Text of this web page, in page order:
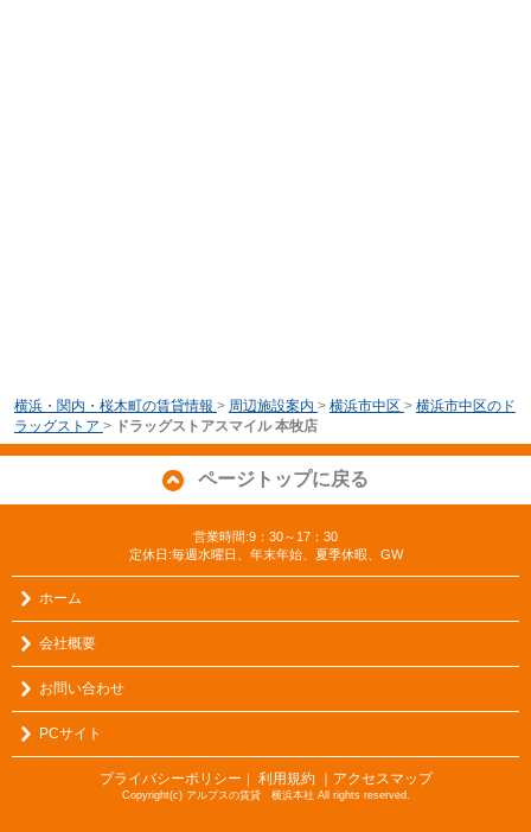
横浜・関内・桜木町の賃貸情報 > 周辺施設案内 > 横浜市中区 > 横浜市中区のド
ラッグストア > ドラッグストアスマイル 本牧店
ページトップに戻る
営業時間:9：30～17：30
定休日:毎週水曜日、年末年始、夏季休暇、GW
ホーム
会社概要
お問い合わせ
PCサイト
プライバシーポリシー ｜ 利用規約 ｜アクセスマップ
Copyright(c) アルプスの賃貸 横浜本社 All rights reserved.